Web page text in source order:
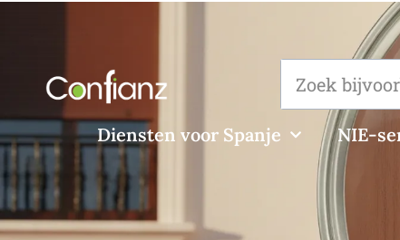
Diensten voor Spanje NIE-